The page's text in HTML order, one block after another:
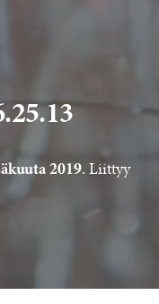
2019. Liittyy